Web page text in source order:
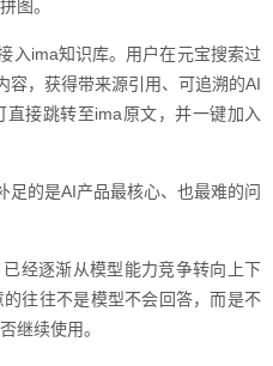
图。
入ima知识库。用户在元宝搜索过
容，获得带来源引用、可追溯的AI
接跳转至ima原文，并一键加入
足的是AI产品最核心、也最难的问
经逐渐从模型能力竞争转向上下
往往不是模型不会回答，而是不
继续使用。